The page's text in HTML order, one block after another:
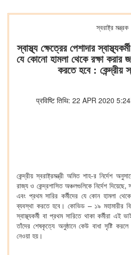
স্বরাষ্ট্র মন্ত্রক
স্বাস্থ্য ক্ষেত্রের পেশাদার
যে কোনো হামলা থেকে রক্ষা করার
করতে হবে : কেন্দ্রীয়
प्रविष्टि तिथि: 22 APR 2020
কেন্দ্রীয় স্বরাষ্ট্রমন্ত্রী অমিত শাহ-র নির্দেশ
রাজ্য ও কেন্দ্রশাসিত অঞ্চলগুলিকে নির্দেশ দিয়েছে,
এবং প্রথম সারির কর্মীদের যে কোন হামলা
ব্যবস্থা করতে হবে। কোভিড – ১৯ মহামারীর
স্বাস্থ্যকর্মী বা প্রথম সারিতে থাকা কর্মীরা এই
তাঁদের শেষকৃত্যে অনুষ্ঠানে কেউ বাধা সৃষ্টি
নেওয়া হয়।